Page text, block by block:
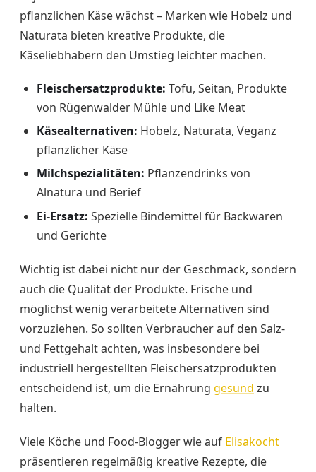
pflanzlichen Käse wächst – Marken wie Hobelz und
Naturata bieten kreative Produkte, die
Käseliebhabern den Umstieg leichter machen.
Fleischersatzprodukte: Tofu, Seitan, Produkte
von Rügenwalder Mühle und Like Meat
Käsealternativen: Hobelz, Naturata, Veganz
pflanzlicher Käse
Milchspezialitäten: Pflanzendrinks von
Alnatura und Berief
Ei-Ersatz: Spezielle Bindemittel für Backwaren
und Gerichte
Wichtig ist dabei nicht nur der Geschmack, sondern
auch die Qualität der Produkte. Frische und
möglichst wenig verarbeitete Alternativen sind
vorzuziehen. So sollten Verbraucher auf den Salz-
und Fettgehalt achten, was insbesondere bei
industriell hergestellten Fleischersatzprodukten
entscheidend ist, um die Ernährung gesund zu
halten.
Viele Köche und Food-Blogger wie auf Elisakocht
präsentieren regelmäßig kreative Rezepte, die